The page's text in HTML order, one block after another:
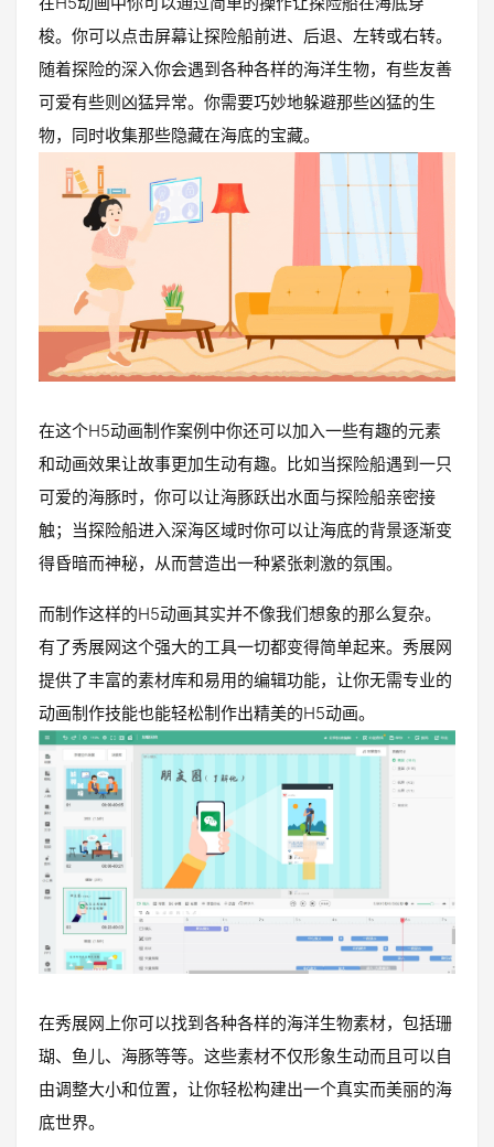
梭。你可以点击屏幕让探险船前进、后退、左转或右转。
随着探险的深入你会遇到各种各样的海洋生物，有些友善
可爱有些则凶猛异常。你需要巧妙地躲避那些凶猛的生
物，同时收集那些隐藏在海底的宝藏。
在这个H5动画制作案例中你还可以加入一些有趣的元素
和动画效果让故事更加生动有趣。比如当探险船遇到一只
可爱的海豚时，你可以让海豚跃出水面与探险船亲密接
触；当探险船进入深海区域时你可以让海底的背景逐渐变
得昏暗而神秘，从而营造出一种紧张刺激的氛围。
而制作这样的H5动画其实并不像我们想象的那么复杂。
有了秀展网这个强大的工具一切都变得简单起来。秀展网
提供了丰富的素材库和易用的编辑功能，让你无需专业的
动画制作技能也能轻松制作出精美的H5动画。
在秀展网上你可以找到各种各样的海洋生物素材，包括珊
瑚、鱼儿、海豚等等。这些素材不仅形象生动而且可以自
由调整大小和位置，让你轻松构建出一个真实而美丽的海
底世界。